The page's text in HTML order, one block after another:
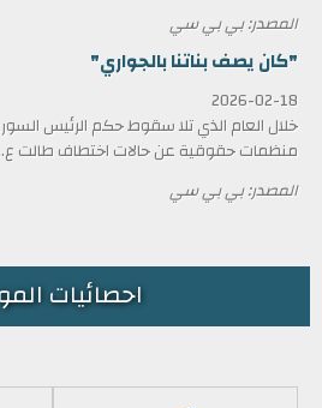
المصدر: بي بي سي
"كان يصف بناتنا بالجواري"
2026-02-18
خلال العام الذي تلا سقوط حكم الرئيس
منظمات حقوقية عن حالات اختطاف طالت
المصدر: بي بي سي
احصائيات